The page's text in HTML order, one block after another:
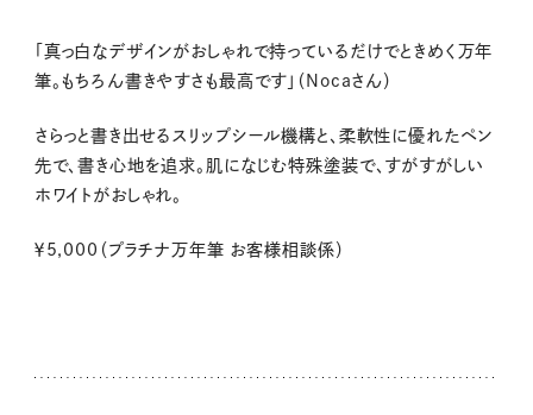
「真っ白なデザインがおしゃれで持っているだけでときめく万年
筆。もちろん書きやすさも最高です」（Nocaさん）
さらっと書き出せるスリップシール機構と、柔軟性に優れたペン
先で、書き心地を追求。肌になじむ特殊塗装で、すがすがしい
ホワイトがおしゃれ。
￥5,000（プラチナ万年筆 お客様相談係）